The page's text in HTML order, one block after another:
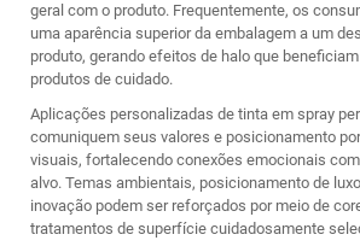
geral com o produto. Frequentemente, os
uma aparência superior da embalagem a um
produto, gerando efeitos de halo que
produtos de cuidado.
Aplicações personalizadas de tinta em spray
comuniquem seus valores e posicionamento
visuais, fortalecendo conexões emocionais
alvo. Temas ambientais, posicionamento de
inovação podem ser reforçados por meio de
tratamentos de superfície cuidadosamente